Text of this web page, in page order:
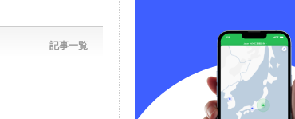
記事一覧